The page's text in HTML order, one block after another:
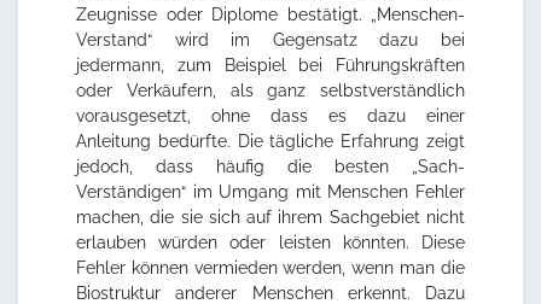
Zeugnisse oder Diplome bestätigt. „Menschen-
Verstand“ wird im Gegensatz dazu bei
jedermann, zum Beispiel bei Führungskräften
oder Verkäufern, als ganz selbstverständlich
vorausgesetzt, ohne dass es dazu einer
Anleitung bedürfte. Die tägliche Erfahrung zeigt
jedoch, dass häufig die besten „Sach-
Verständigen“ im Umgang mit Menschen Fehler
machen, die sie sich auf ihrem Sachgebiet nicht
erlauben würden oder leisten könnten. Diese
Fehler können vermieden werden, wenn man die
Biostruktur anderer Menschen erkennt. Dazu